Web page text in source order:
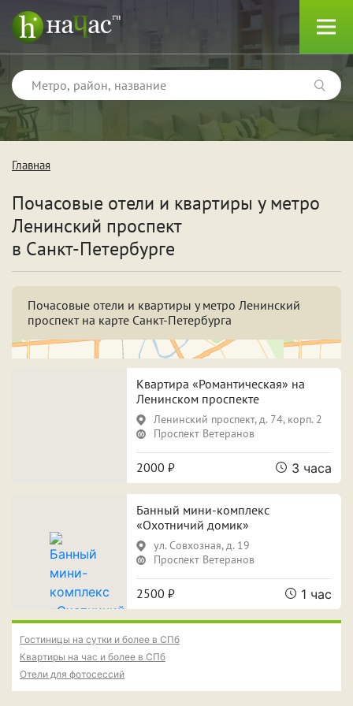
Тип
Квартиры
Отели
Поводы
Свидание
Поспать и отдохнуть
Для новобрачных
Фотосессия
Собственная парковка Кондиционер
Сауна Джакузи
Срок аренды
Главная
Почасовые отели и квартиры у метро
Ленинский проспект
в Санкт-Петербурге
Почасовые отели и квартиры у метро Ленинский
проспект на карте Санкт-Петербурга
Квартира «Романтическая» на
Ленинском проспекте
Ленинский проспект, д. 74, корп. 2
Проспект Ветеранов
2000 ₽ 3 часа
Банный мини-комплекс
«Охотничий домик»
ул. Совхозная, д. 19
Проспект Ветеранов
2500 ₽ 1 час
Гостиницы на сутки и более в СПб
Квартиры на час и более в СПб
Отели для фотосессий